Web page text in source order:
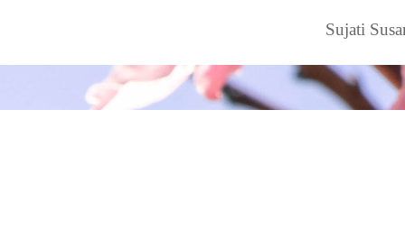
Sujati